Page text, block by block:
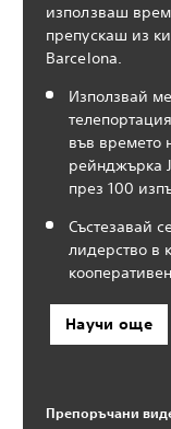
използваш
препускаш из
Barcelona.
Използвай
във времето
рейнджърка
през 100
Състезавай
лидерство в
Научи още
Препоръчани